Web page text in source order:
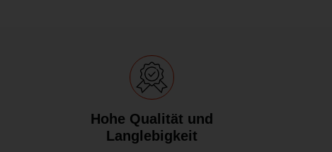
Hohe Qualität und
Langlebigkeit